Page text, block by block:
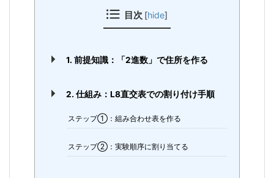
目次 [hide]
1. 前提知識：「2進数」で住所を作る
2. 仕組み：L8直交表での割り付け手順
ステップ①：組み合わせ表を作る
ステップ②：実験順序に割り当てる